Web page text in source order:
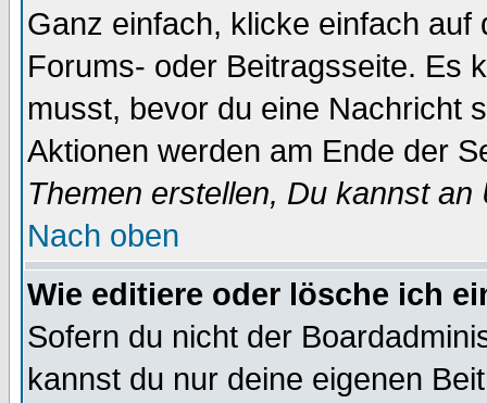
Ganz einfach, klicke einfach
Forums- oder Beitragsseite. Es
musst, bevor du eine Nachricht
Aktionen werden am Ende der
Themen erstellen, Du kannst
Nach oben
Wie editiere oder lösche ich
Sofern du nicht der
kannst du nur deine eigenen